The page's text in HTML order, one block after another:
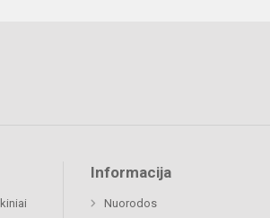
Informacija
Nuorodos